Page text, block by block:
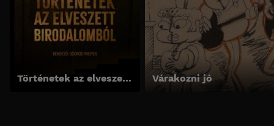
Történetek az elveszett birodalomból Várakozni jó